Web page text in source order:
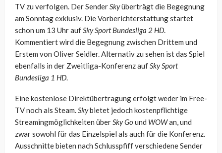
TV zu verfolgen. Der SenderSkyüberträgt die Begegnung
am Sonntag exklusiv. Die Vorberichterstattung startet
schon um 13 Uhr aufSky Sport Bundesliga 2 HD.
Kommentiert wird die Begegnung zwischen Drittem und
Erstem von Oliver Seidler. Alternativ zu sehen ist das Spiel
ebenfalls in der Zweitliga-Konferenz aufSky Sport
Bundesliga 1 HD.
Eine kostenlose Direktübertragung erfolgt weder im Free-
TV noch als Steam.Skybietet jedoch kostenpflichtige
Streamingmöglichkeiten überSky Go und WOWan, und
zwar sowohl für das Einzelspiel als auch für die Konferenz.
Ausschnitte bieten nach Schlusspfiff verschiedene Sender